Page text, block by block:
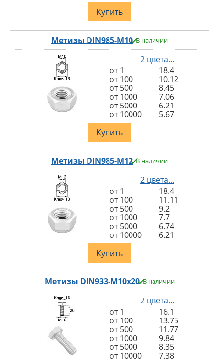
Купить
Метизы DIN985-M10 В наличии
2 цвета...
от 1
18.4
от 100
10.12
от 500
8.45
от 1000
7.06
от 5000
6.21
от 10000
5.67
Купить
Метизы DIN985-M12 В наличии
2 цвета...
от 1
18.4
от 100
11.11
от 500
9.2
от 1000
7.7
от 5000
6.74
от 10000
6.21
Купить
Метизы DIN933-M10x20 В наличии
2 цвета...
от 1
16.1
от 100
13.75
от 500
11.77
от 1000
9.84
от 5000
8.35
от 10000
7.38